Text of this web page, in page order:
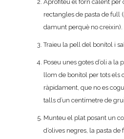
Aprofiteu el forn calent per
rectangles de pasta de full
damunt perquè no creixin).
Traieu la pell del bonítol i
Poseu unes gotes d’oli a
llom de bonítol per tots els
ràpidament, que no es
talls d’un centímetre de
Munteu el plat posant un
d’olives negres, la pasta